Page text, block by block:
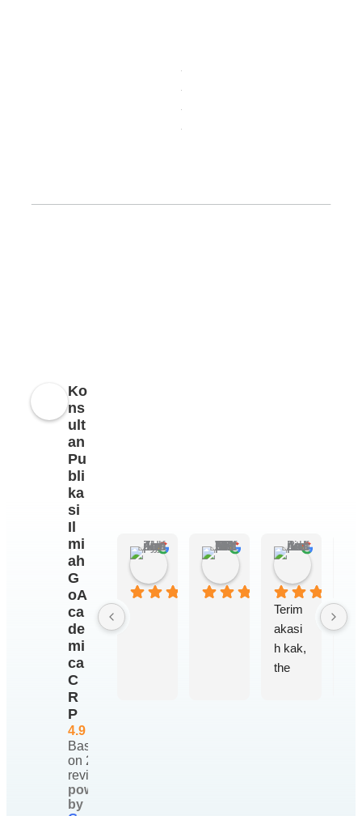
Ko
ns
ult
an
Pu
bli
ka
si
Il
mi
ah
G
oA
ca
de
mi
ca
C
R
P
4.9
Based
on 232
reviews
powered
by
Zuhriyyah Al Adaniy
6 hari lalu
AHMAD WILDAN
2 minggu lalu
Terim
akasi
h kak,
the